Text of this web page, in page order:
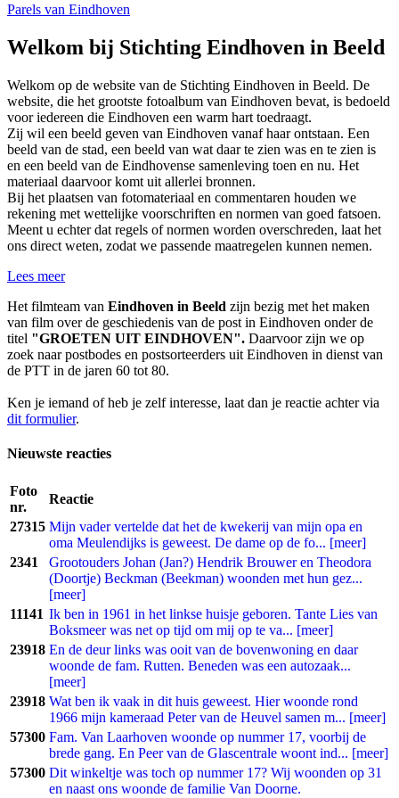
Parels van Eindhoven
Welkom bij Stichting Eindhoven in Beeld
Welkom op de website van de Stichting Eindhoven in Beeld. De
website, die het grootste fotoalbum van Eindhoven bevat, is bedoeld
voor iedereen die Eindhoven een warm hart toedraagt.
Zij wil een beeld geven van Eindhoven vanaf haar ontstaan. Een
beeld van de stad, een beeld van wat daar te zien was en te zien is
en een beeld van de Eindhovense samenleving toen en nu. Het
materiaal daarvoor komt uit allerlei bronnen.
Bij het plaatsen van fotomateriaal en commentaren houden we
rekening met wettelijke voorschriften en normen van goed fatsoen.
Meent u echter dat regels of normen worden overschreden, laat het
ons direct weten, zodat we passende maatregelen kunnen nemen.
Lees meer
Het filmteam van Eindhoven in Beeld zijn bezig met het maken
van film over de geschiedenis van de post in Eindhoven onder de
titel "GROETEN UIT EINDHOVEN". Daarvoor zijn we op
zoek naar postbodes en postsorteerders uit Eindhoven in dienst van
de PTT in de jaren 60 tot 80.
Ken je iemand of heb je zelf interesse, laat dan je reactie achter via
dit formulier.
Nieuwste reacties
Foto
nr.
Reactie
27315 Mijn vader vertelde dat het de kwekerij van mijn opa en
oma Meulendijks is geweest. De dame op de fo... [meer]
2341
Grootouders Johan (Jan?) Hendrik Brouwer en Theodora
(Doortje) Beckman (Beekman) woonden met hun gez...
[meer]
11141 Ik ben in 1961 in het linkse huisje geboren. Tante Lies van
Boksmeer was net op tijd om mij op te va... [meer]
23918 En de deur links was ooit van de bovenwoning en daar
woonde de fam. Rutten. Beneden was een autozaak...
[meer]
23918 Wat ben ik vaak in dit huis geweest. Hier woonde rond
1966 mijn kameraad Peter van de Heuvel samen m... [meer]
57300 Fam. Van Laarhoven woonde op nummer 17, voorbij de
brede gang. En Peer van de Glascentrale woont ind... [meer]
57300 Dit winkeltje was toch op nummer 17? Wij woonden op 31
en naast ons woonde de familie Van Doorne.